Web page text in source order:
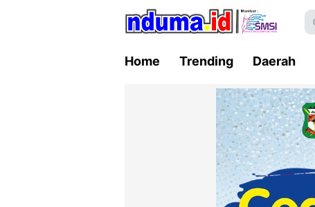
Home Trending Daerah